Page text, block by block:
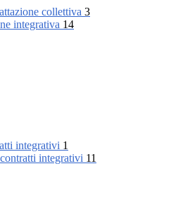
collettiva 3
integrativa 14
integrativi 1
integrativi 11